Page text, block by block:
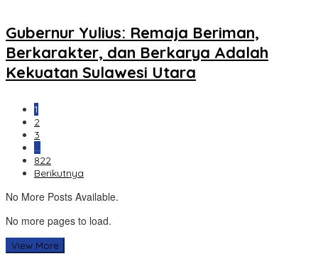
Gubernur Yulius: Remaja Beriman,
Berkarakter, dan Berkarya Adalah
Kekuatan Sulawesi Utara
1
2
3
…
822
Berikutnya
No More Posts Available.
No more pages to load.
View More